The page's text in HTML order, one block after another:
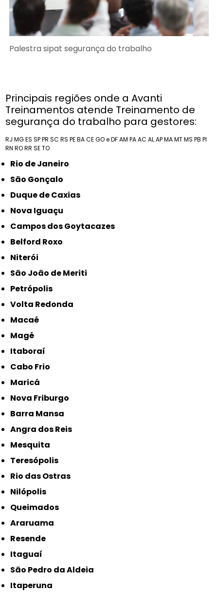
Palestra sipat segurança do trabalho
Principais regiões onde a Avanti
Treinamentos atende Treinamento de
segurança do trabalho para gestores:
RJ MGES SPPR SC RS PEBACEGO e DFAM PAAC ALAPMAMTMS PB PI
RN RORR SETO
Rio de Janeiro
São Gonçalo
Duque de Caxias
Nova Iguaçu
Campos dos Goytacazes
Belford Roxo
Niterói
São João de Meriti
Petrópolis
Volta Redonda
Macaé
Magé
Itaboraí
Cabo Frio
Maricá
Nova Friburgo
Barra Mansa
Angra dos Reis
Mesquita
Teresópolis
Rio das Ostras
Nilópolis
Queimados
Araruama
Resende
Itaguaí
São Pedro da Aldeia
Itaperuna